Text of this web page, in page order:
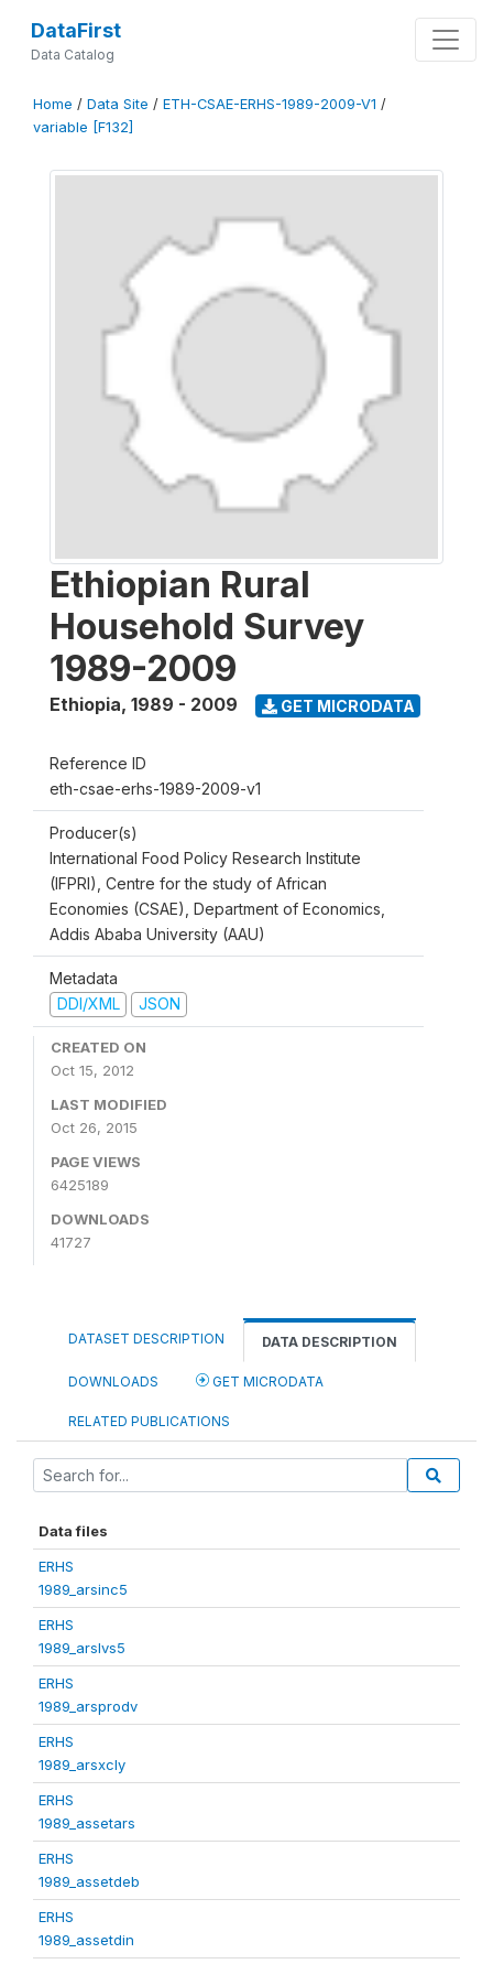
DataFirst
Data Catalog
Home / Data Site / ETH-CSAE-ERHS-1989-2009-V1 /
variable [F132]
Ethiopian Rural
Household Survey
1989-2009
Ethiopia, 1989 - 2009 GET MICRODATA
Reference ID
eth-csae-erhs-1989-2009-v1
Producer(s)
International Food Policy Research Institute
(IFPRI), Centre for the study of African
Economies (CSAE), Department of Economics,
Addis Ababa University (AAU)
Metadata
DDI/XML
JSON
CREATED ON
Oct 15, 2012
LAST MODIFIED
Oct 26, 2015
PAGE VIEWS
6425189
DOWNLOADS
41727
DATASET DESCRIPTION DATA DESCRIPTION
DOWNLOADS GET MICRODATA
RELATED PUBLICATIONS
Data files
ERHS
1989_arsinc5
ERHS
1989_arslvs5
ERHS
1989_arsprodv
ERHS
1989_arsxcly
ERHS
1989_assetars
ERHS
1989_assetdeb
ERHS
1989_assetdin